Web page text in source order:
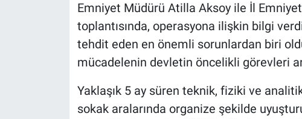
Emniyet Müdürü Atilla Aksoy ile İl
toplantısında, operasyona ilişkin bilgi
tehdit eden en önemli sorunlardan biri
mücadelenin devletin öncelikli görevleri
Yaklaşık 5 ay süren teknik, fiziki ve
sokak aralarında organize şekilde